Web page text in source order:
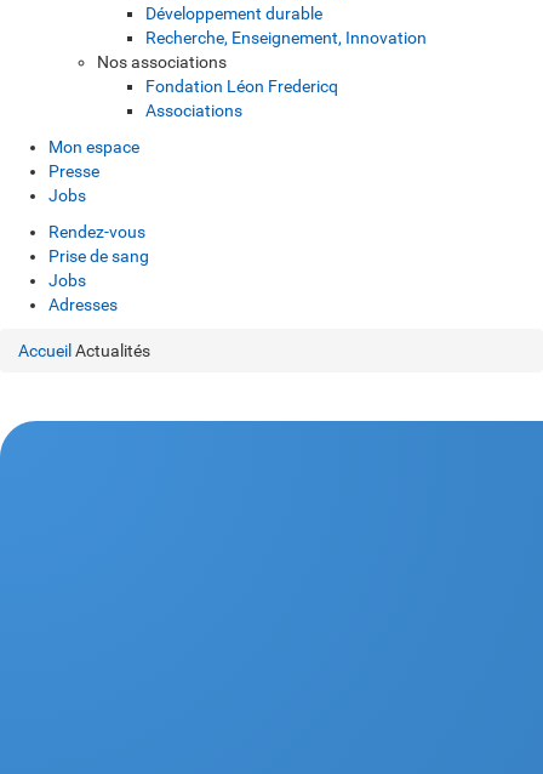
Développement durable
Recherche, Enseignement, Innovation
Nos associations
Fondation Léon Fredericq
Associations
Mon espace
Presse
Jobs
Rendez-vous
Prise de sang
Jobs
Adresses
Accueil Actualités